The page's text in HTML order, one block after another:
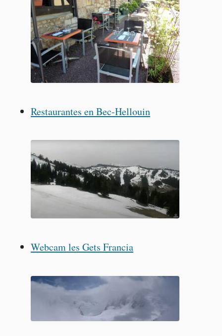
Restaurantes en Bec-Hellouin
Webcam les Gets Francia